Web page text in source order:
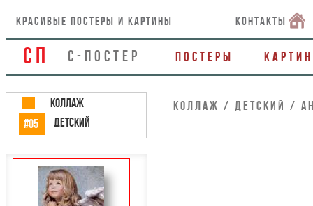
СП С-ПОСТЕР Постеры
красивые постеры и картины контакты
КОЛЛАЖ
#05
Детский
КОЛЛАЖ / Детский /